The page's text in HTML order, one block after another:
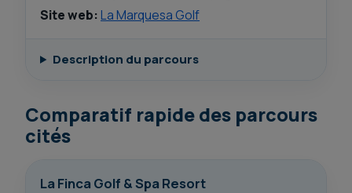
Site web:La Marquesa Golf
Description du parcours
Comparatif rapide des parcours
cités
La Finca Golf & Spa Resort